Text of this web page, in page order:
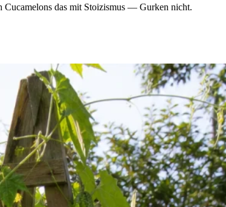
Cucamelons das mit Stoizismus — Gurken nicht.